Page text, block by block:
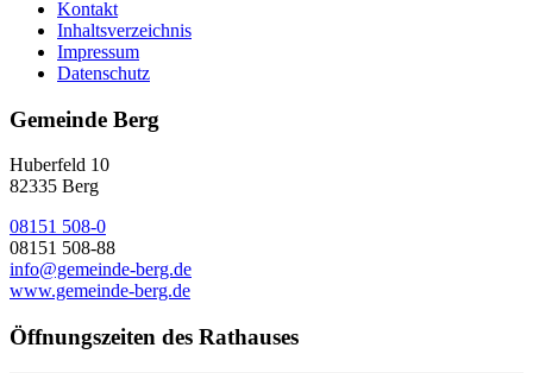
Kontakt
Inhaltsverzeichnis
Impressum
Datenschutz
Gemeinde Berg
Huberfeld 10
82335 Berg
08151 508-0
08151 508-88
info@gemeinde-berg.de
www.gemeinde-berg.de
Öffnungszeiten des Rathauses